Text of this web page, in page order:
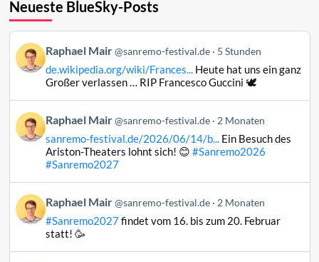
Neueste BlueSky-Posts
Beitrag
von
Raphael
Bluesky
ansehen
Raphael Mair @sanremo-festival.de 5 Stunden
de.wikipedia.org/wiki/Frances...Heute hat uns ein ganz
Großer verlassen … RIP Francesco Guccini 🕊️
Beitrag
von
Raphael
ansehen
Raphael Mair @sanremo-festival.de 2 Monaten
sanremo-festival.de/2026/06/14/b...Ein Besuch des
Ariston-Theaters lohnt sich! 😊 #Sanremo2026
#Sanremo2027
Beitrag
von
Raphael
Raphael Mair @sanremo-festival.de 2 Monaten
#Sanremo2027findet vom 16. bis zum 20. Februar
statt! 🥳